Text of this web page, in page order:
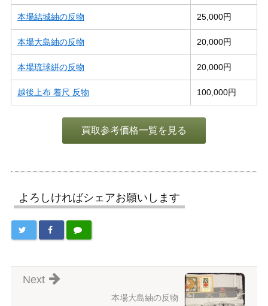
本場結城紬の反物 25,000円
本場大島紬の反物 20,000円
本場琉球絣の反物 20,000円
越後上布 着尺 反物 100,000円
買取参考価格一覧を見る
よろしければシェアお願いします
本場大島紬の反物
Next